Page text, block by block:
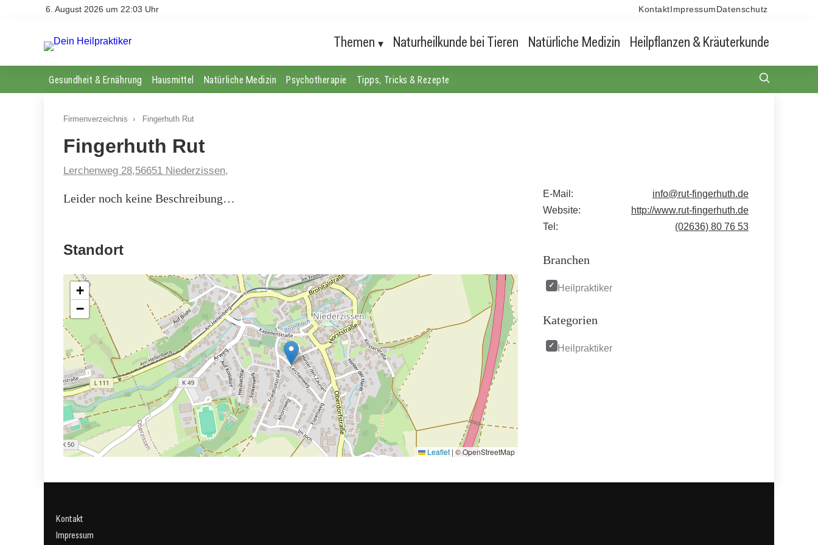
6. August 2026 um 22:03 Uhr Kontakt Impressum Datenschutz
Themen Naturheilkunde bei Tieren Natürliche Medizin Heilpflanzen & Kräuterkunde
Gesundheit & Ernährung Hausmittel Natürliche Medizin Psychotherapie Tipps, Tricks & Rezepte
Firmenverzeichnis › Fingerhuth Rut
Fingerhuth Rut
Lerchenweg 28,56651 Niederzissen,
Leider noch keine Beschreibung…
Standort
+
−
Leaflet | © OpenStreetMap
E-Mail:
info@rut-fingerhuth.de
Website:
http://www.rut-fingerhuth.de
Tel:
(02636) 80 76 53
Branchen
Heilpraktiker
Kategorien
Heilpraktiker
Kontakt
Impressum